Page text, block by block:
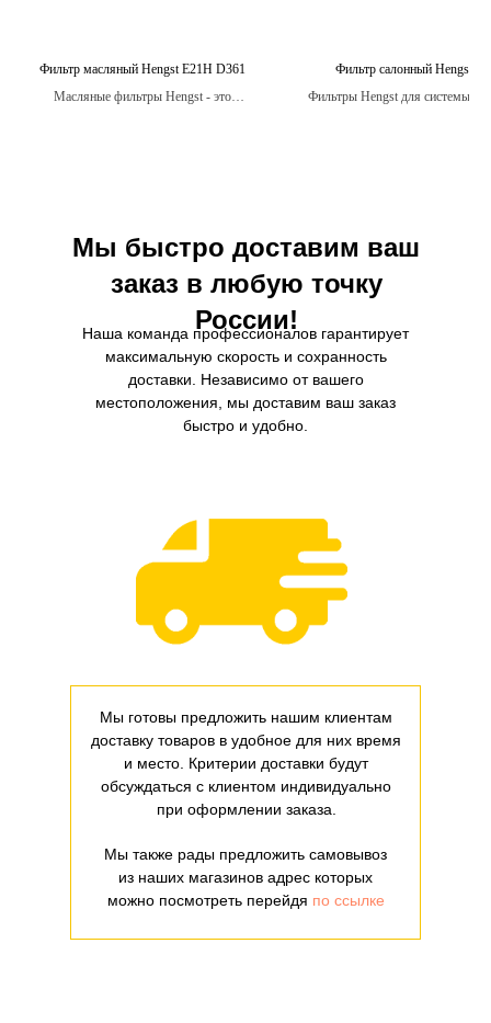
Фильтр масляный Hengst E21H D361
Масляные фильтры Hengst - это
Фильтр салонный Hengst
Фильтры Hengst для системы
Мы быстро доставим ваш
заказ в любую точку
России!
Мы готовы предложить нашим клиентам
доставку товаров в удобное для них время
и место. Критерии доставки будут
обсуждаться с клиентом индивидуально
при оформлении заказа.
Мы также рады предложить самовывоз
из наших магазинов адрес которых
можно посмотреть перейдя по ссылке
Наша команда профессионалов гарантирует
максимальную скорость и сохранность
доставки. Независимо от вашего
местоположения, мы доставим ваш заказ
быстро и удобно.